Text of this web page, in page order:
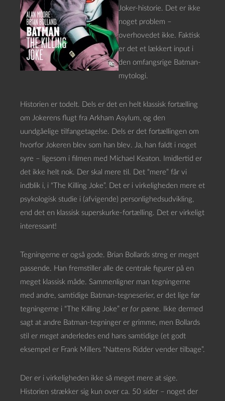
Joker-historie. Det er ikke
noget problem –
overhovedet ikke. Faktisk
er det et lækkert input i
den omfangsrige Batman-
mytologi.
Historien er todelt. Dels er det en helt klassisk fortælling
om Jokerens flugt fra Arkham Asylum, og den
uundgåelige tilfangetagelse. Dels er det fortællingen om
hvorfor Jokeren blev som han blev. Ja, han faldt i noget
syre – ligesom i filmen med Michael Keaton. Imidlertid er
det ikke helt nok. Der skal mere til. Det “mere” får vi
indblik i, i “The Killing Joke”. Det er i virkeligheden mere et
psykologisk studie i (afvigende) personlighedsudvikling,
end det en klassisk superskurke-fortælling. Det er virkeligt
interessant!
Tegningerne er også gode. Brian Bollards streg er meget
passende. Han fremstiller alle de centrale figurer på en
meget klassisk måde. Sammenligner man tegningerne
med andre, samtidige Batman-tegneserier, er det lige før
tegningerne i “The Killing Joke” er for pæne. Ikke dermed
sagt at andre Batman-tegninger er grimme, men Bollards
stil er meget anderledes end hans samtidige (et godt
eksempel er Frank Millers “Nattens Ridder vender tilbage”.
Der er i virkeligheden ikke så meget mere at sige.
Historien strækker sig kun over ca. 50 sider – noget der